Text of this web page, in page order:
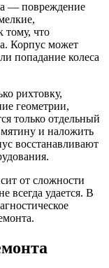
— повреждение
тому, что
Корпус может
попадание колеса
рихтовку,
геометрии,
только отдельный
и наложить
восстанавливают
от сложности
всегда удается. В